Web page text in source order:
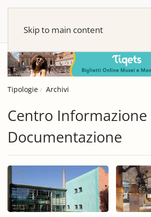
Skip to main content
Tipologie Archivi
Centro Informazione
Documentazione